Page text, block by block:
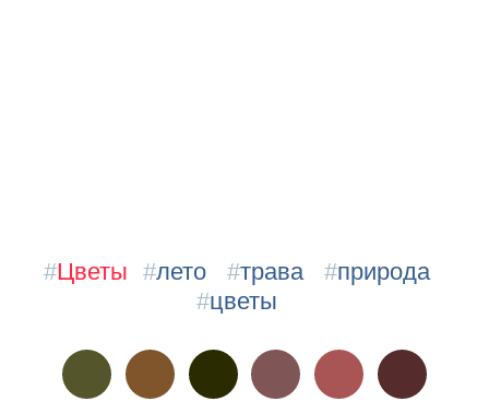
#Цветы #лето #трава #природа
#цветы